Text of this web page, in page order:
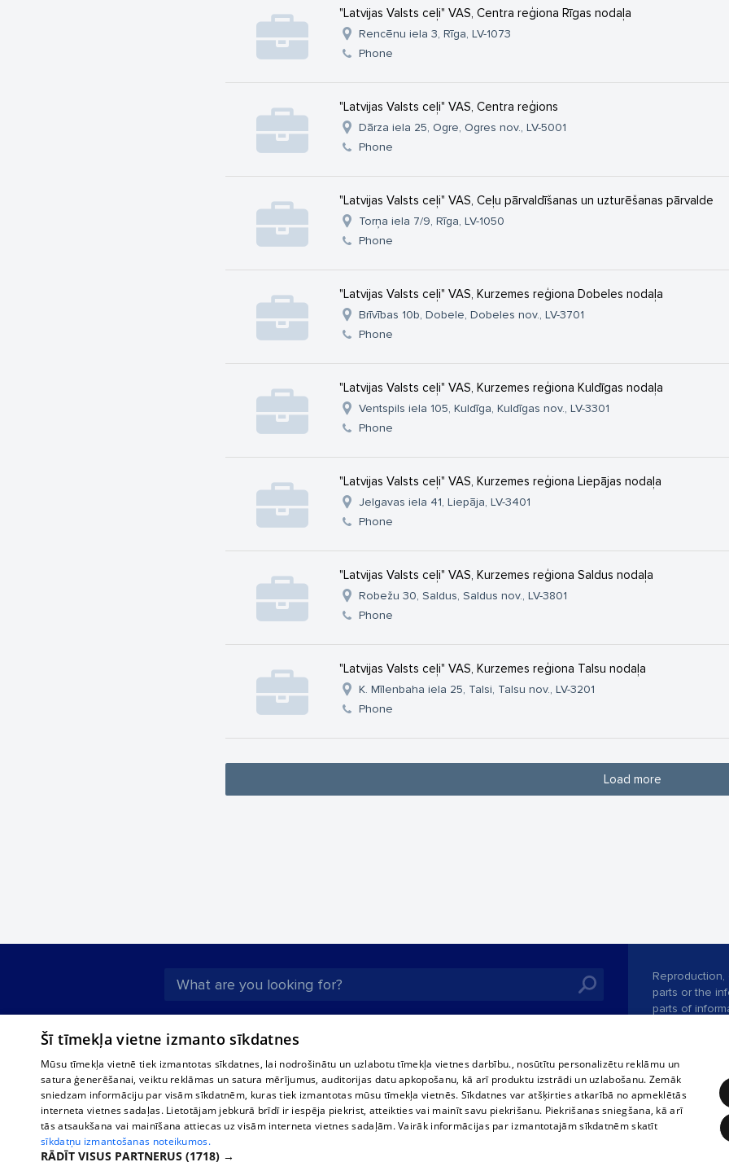
"Latvijas Valsts ceļi" VAS, Centra reģiona Rīgas nodaļa
Rencēnu iela 3, Rīga, LV-1073
Phone
"Latvijas Valsts ceļi" VAS, Centra reģions
Dārza iela 25, Ogre, Ogres nov., LV-5001
Phone
"Latvijas Valsts ceļi" VAS, Ceļu pārvaldīšanas un uzturēšanas pārvalde
Torņa iela 7/9, Rīga, LV-1050
Phone
"Latvijas Valsts ceļi" VAS, Kurzemes reģiona Dobeles nodaļa
Brīvības 10b, Dobele, Dobeles nov., LV-3701
Phone
"Latvijas Valsts ceļi" VAS, Kurzemes reģiona Kuldīgas nodaļa
Ventspils iela 105, Kuldīga, Kuldīgas nov., LV-3301
Phone
"Latvijas Valsts ceļi" VAS, Kurzemes reģiona Liepājas nodaļa
Jelgavas iela 41, Liepāja, LV-3401
Phone
"Latvijas Valsts ceļi" VAS, Kurzemes reģiona Saldus nodaļa
Robežu 30, Saldus, Saldus nov., LV-3801
Phone
"Latvijas Valsts ceļi" VAS, Kurzemes reģiona Talsu nodaļa
K. Mīlenbaha iela 25, Talsi, Talsu nov., LV-3201
Phone
Load more
About us
For business
Tariffs
Privacy policy
Cookie settings
international schedules
Bus tickets
Train tickets
Contract rules
360 Ziņas kontakti
Reproduction,
parts or the
parts of
website.
Vortal
Šī tīmekļa vietne izmanto sīkdatnes
Mūsu tīmekļa vietnē tiek izmantotas sīkdatnes, lai nodrošinātu un uzlabotu tīmekļa vietnes darbību., nosūtītu personalizētu reklāmu un
satura ģenerēšanai, veiktu reklāmas un satura mērījumus, auditorijas datu apkopošanu, kā arī produktu izstrādi un uzlabošanu. Zemāk
sniedzam informāciju par visām sīkdatnēm, kuras tiek izmantotas mūsu tīmekļa vietnēs. Sīkdatnes var atšķirties atkarībā no apmeklētās
interneta vietnes sadaļas. Lietotājam jebkurā brīdī ir iespēja piekrist, atteikties vai mainīt savu piekrišanu. Piekrišanas sniegšana, kā arī
tās atsaukšana vai mainīšana attiecas uz visām interneta vietnes sadaļām. Vairāk informācijas par izmantotajām sīkdatnēm skatīt
sīkdatņu izmantošanas noteikumos.
RĀDĪT VISUS PARTNERUS (1718) →